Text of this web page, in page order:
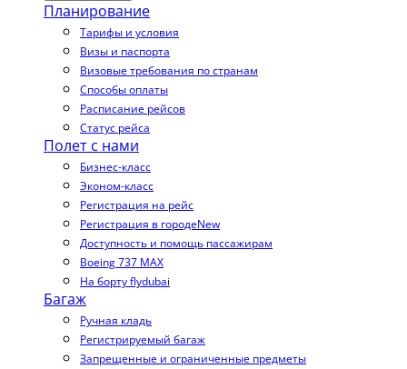
Планирование
Тарифы и условия
Визы и паспорта
Визовые требования по странам
Способы оплаты
Расписание рейсов
Статус рейса
Полет с нами
Бизнес-класс
Эконом-класс
Регистрация на рейс
Регистрация в городеNew
Доступность и помощь пассажирам
Boeing 737 MAX
На борту flydubai
Багаж
Ручная кладь
Регистрируемый багаж
Запрещенные и ограниченные предметы